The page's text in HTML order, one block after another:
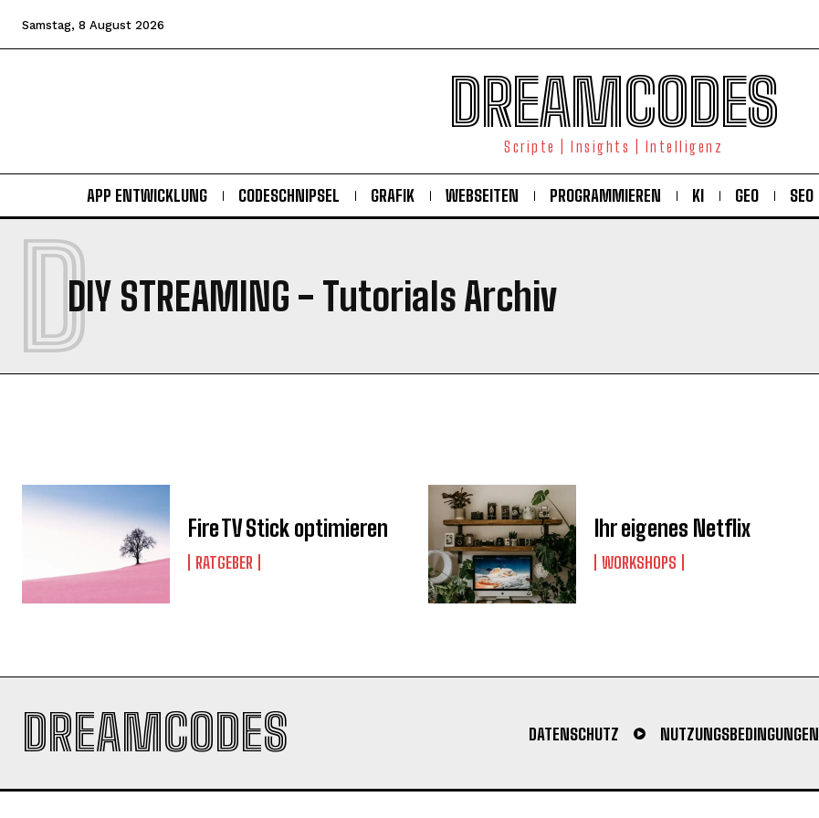
Samstag, 8 August 2026
DREAMCODES
Scripte | Insights | Intelligenz
APP ENTWICKLUNG CODESCHNIPSEL GRAFIK WEBSEITEN PROGRAMMIEREN KI GEO SEO
DIY STREAMING
D - Tutorials Archiv
Fire TV Stick optimieren
RATGEBER
Ihr eigenes Netflix
WORKSHOPS
DREAMCODES DATENSCHUTZ NUTZUNGSBEDINGUNGEN